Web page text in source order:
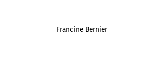
Francine Bernier